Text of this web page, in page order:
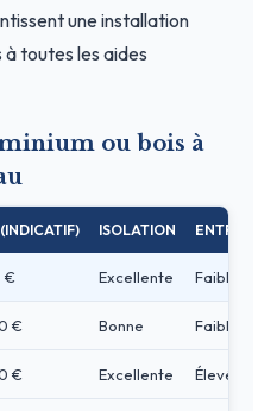
une installation
toutes les aides
ou bois à
ISOLATION ENTRETIEN
€ Excellente Faible
€ Bonne Faible
€ Excellente Élevé